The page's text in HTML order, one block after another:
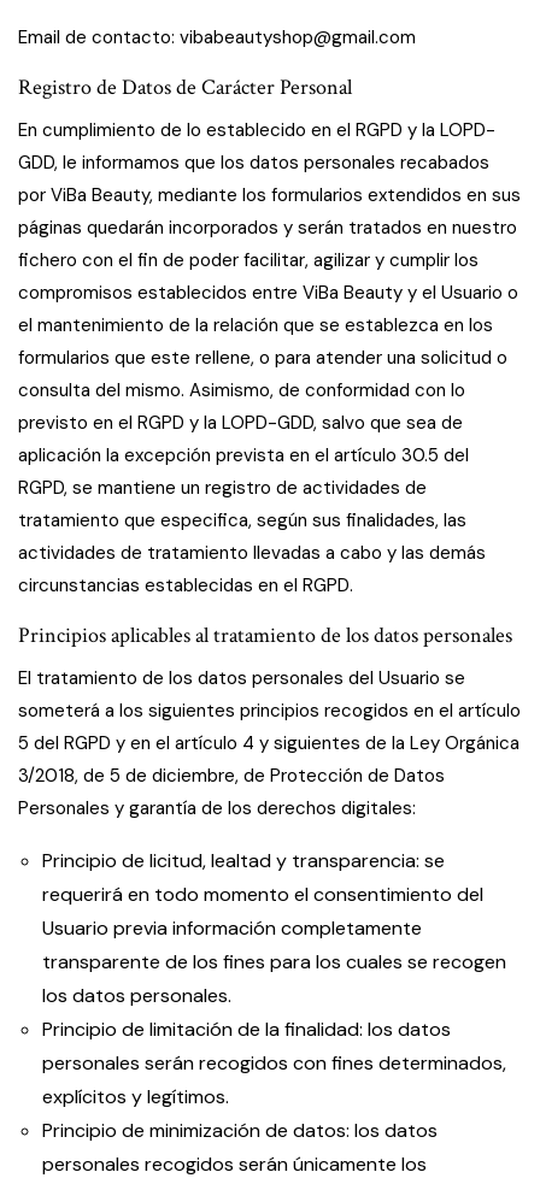
Email de contacto: vibabeautyshop@gmail.com
Registro de Datos de Carácter Personal
En cumplimiento de lo establecido en el RGPD y la LOPD-
GDD, le informamos que los datos personales recabados
por ViBa Beauty, mediante los formularios extendidos en sus
páginas quedarán incorporados y serán tratados en nuestro
fichero con el fin de poder facilitar, agilizar y cumplir los
compromisos establecidos entre ViBa Beauty y el Usuario o
el mantenimiento de la relación que se establezca en los
formularios que este rellene, o para atender una solicitud o
consulta del mismo. Asimismo, de conformidad con lo
previsto en el RGPD y la LOPD-GDD, salvo que sea de
aplicación la excepción prevista en el artículo 30.5 del
RGPD, se mantiene un registro de actividades de
tratamiento que especifica, según sus finalidades, las
actividades de tratamiento llevadas a cabo y las demás
circunstancias establecidas en el RGPD.
Principios aplicables al tratamiento de los datos personales
El tratamiento de los datos personales del Usuario se
someterá a los siguientes principios recogidos en el artículo
5 del RGPD y en el artículo 4 y siguientes de la Ley Orgánica
3/2018, de 5 de diciembre, de Protección de Datos
Personales y garantía de los derechos digitales:
Principio de licitud, lealtad y transparencia: se
requerirá en todo momento el consentimiento del
Usuario previa información completamente
transparente de los fines para los cuales se recogen
los datos personales.
Principio de limitación de la finalidad: los datos
personales serán recogidos con fines determinados,
explícitos y legítimos.
Principio de minimización de datos: los datos
personales recogidos serán únicamente los